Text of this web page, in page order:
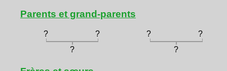
Parents et grand-parents
? ? ?
?
?
?